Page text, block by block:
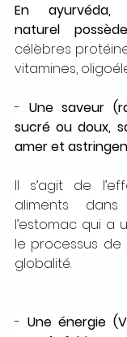
En ayurvéda,
naturel possède
célèbres
vitamines,
- Une saveur
sucré ou doux,
amer et
Il s’agit de
aliments
l’estomac qui a
le processus de
globalité.
- Une énergie